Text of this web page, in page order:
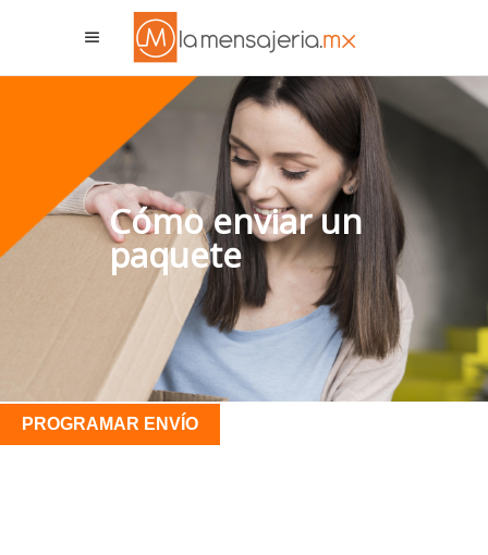
Cómo enviar un
paquete
PROGRAMAR ENVÍO
La Mensajeria MX
Asistente Virtual